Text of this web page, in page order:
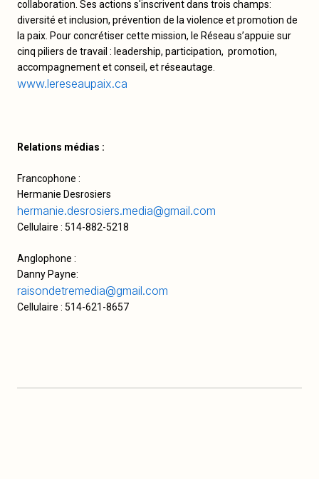
collaboration. Ses actions s'inscrivent dans trois champs:
diversité et inclusion, prévention de la violence et promotion de
la paix. Pour concrétiser cette mission, le Réseau s’appuie sur
cinq piliers de travail : leadership, participation, promotion,
accompagnement et conseil, et réseautage.
www.lereseaupaix.ca
Relations médias :
Francophone :
Hermanie Desrosiers
hermanie.desrosiers.media@gmail.com
Cellulaire : 514-882-5218
Anglophone :
Danny Payne:
raisondetremedia@gmail.com
Cellulaire : 514-621-8657